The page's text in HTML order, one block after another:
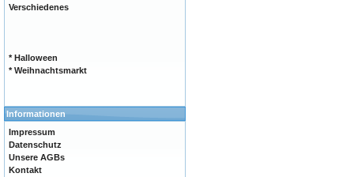
Verschiedenes
* Halloween
* Weihnachtsmarkt
Informationen
Impressum
Datenschutz
Unsere AGBs
Kontakt